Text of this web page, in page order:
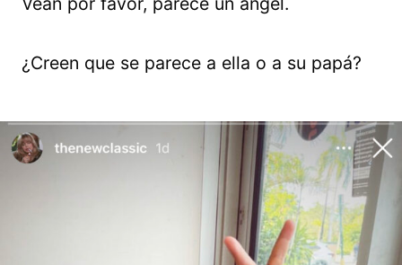
¿Creen que se parece a ella o a su papá?